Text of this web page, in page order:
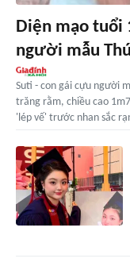
Diện mạo tuổi
người mẫu
Suti - con gái cựu người
trăng rằm, chiều cao
'lép vế' trước nhan sắc